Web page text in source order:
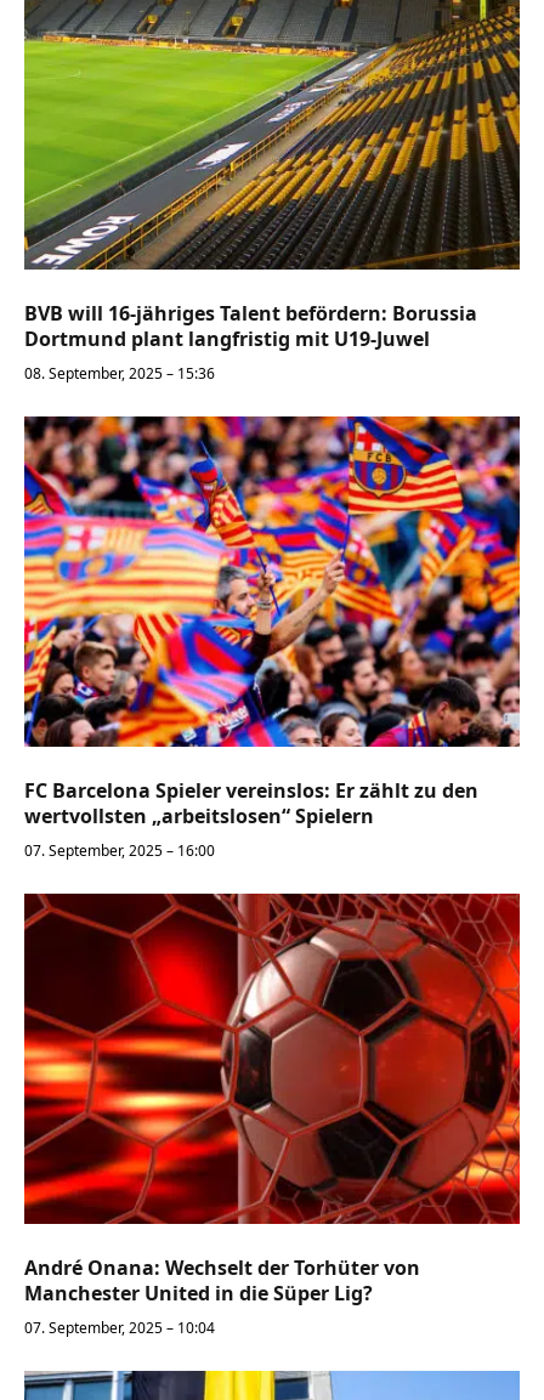
BVB will 16-jähriges Talent befördern: Borussia
Dortmund plant langfristig mit U19-Juwel
08. September, 2025 – 15:36
FC Barcelona Spieler vereinslos: Er zählt zu den
wertvollsten „arbeitslosen“ Spielern
07. September, 2025 – 16:00
André Onana: Wechselt der Torhüter von
Manchester United in die Süper Lig?
07. September, 2025 – 10:04